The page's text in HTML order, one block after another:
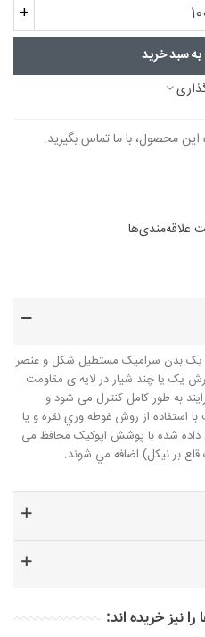
+
سبد خرید
محصول، با ما تماس بگیرید:
علاقه‌مندی‌ها
یک بدن سرامیک مستطیل شکل و عنصر
یک یا چند شیار در لایه ی مقاومت
به طور کامل کنترل می شود و
با استفاده از روش غوطه وري نقره و يا
داده شده با پوشش اپوکيک محافظ می
بر نيکل) اضافه مي شوند.
نیز خریده اند: